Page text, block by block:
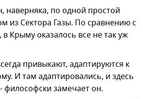
наверняка, по одной простой
из Сектора Газы. По сравнению с
Крыму оказалось все не так уж
привыкают, адаптируются к
И там адаптировались, и здесь
философски замечает он.